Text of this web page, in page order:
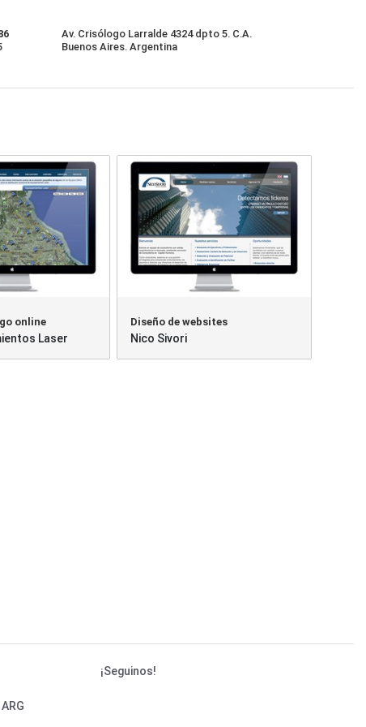
Av. Crisólogo Larralde 4324 dpto 5. C.A.
Buenos Aires. Argentina
online
Laser
Diseño de websites
Nico Sivori
¡Seguinos!